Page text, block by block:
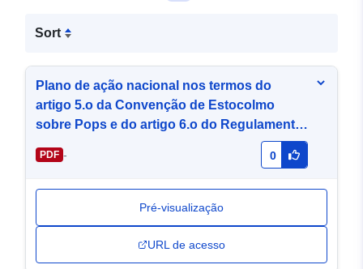
Sort
Plano de ação nacional nos termos do
artigo 5.o da Convenção de Estocolmo
sobre Pops e do artigo 6.o do Regulamento
PDF - 0
Pré-visualização
URL de acesso